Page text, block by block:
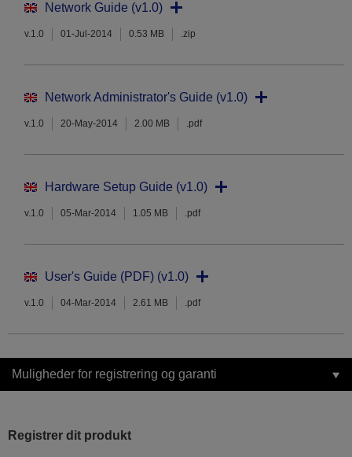
Network Guide (v1.0)
v.1.0 01-Jul-2014 0.53 MB .zip
Network Administrator's Guide (v1.0)
v.1.0 20-May-2014 2.00 MB .pdf
Hardware Setup Guide (v1.0)
v.1.0 05-Mar-2014 1.05 MB .pdf
User's Guide (PDF) (v1.0)
v.1.0 04-Mar-2014 2.61 MB .pdf
Muligheder for registrering og garanti
Registrer dit produkt